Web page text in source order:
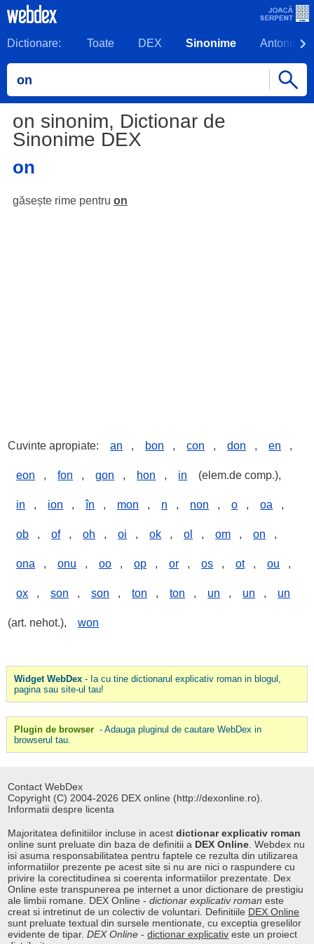
Dictionare: Toate DEX Sinonime Antonime
on sinonim, Dictionar de
Sinonime DEX
on
găsește rime pentru on
Cuvinte apropiate: an , bon , con , don , en ,
eon , fon , gon , hon , in (elem.de comp.),
in , ion , în , mon , n , non , o , oa ,
ob , of , oh , oi , ok , ol , om , on ,
ona , onu , oo , op , or , os , ot , ou ,
ox , son , son , ton , ton , un , un , un
(art. nehot.), won
Widget WebDex- Ia cu tine dictionarul explicativ roman in blogul,
pagina sau site-ul tau!
Plugin de browser - Adauga pluginul de cautare WebDex in
browserul tau.
Contact WebDex
Copyright (C) 2004-2026 DEX online (http://dexonline.ro).
Informatii despre licenta
Majoritatea definitiilor incluse in acestdictionar explicativ roman
online sunt preluate din baza de definitii a DEX Online . Webdex nu
isi asuma responsabilitatea pentru faptele ce rezulta din utilizarea
informatiilor prezente pe acest site si nu are nici o raspundere cu
privire la corectitudinea si coerenta informatiilor prezentate. Dex
Online este transpunerea pe internet a unor dictionare de prestigiu
ale limbii romane. DEX Online -dictionar explicativ roman este
creat si intretinut de un colectiv de voluntari. Definitiile DEX Online
sunt preluate textual din sursele mentionate, cu exceptia greselilor
evidente de tipar.DEX Online -dictionar explicativ este un proiect